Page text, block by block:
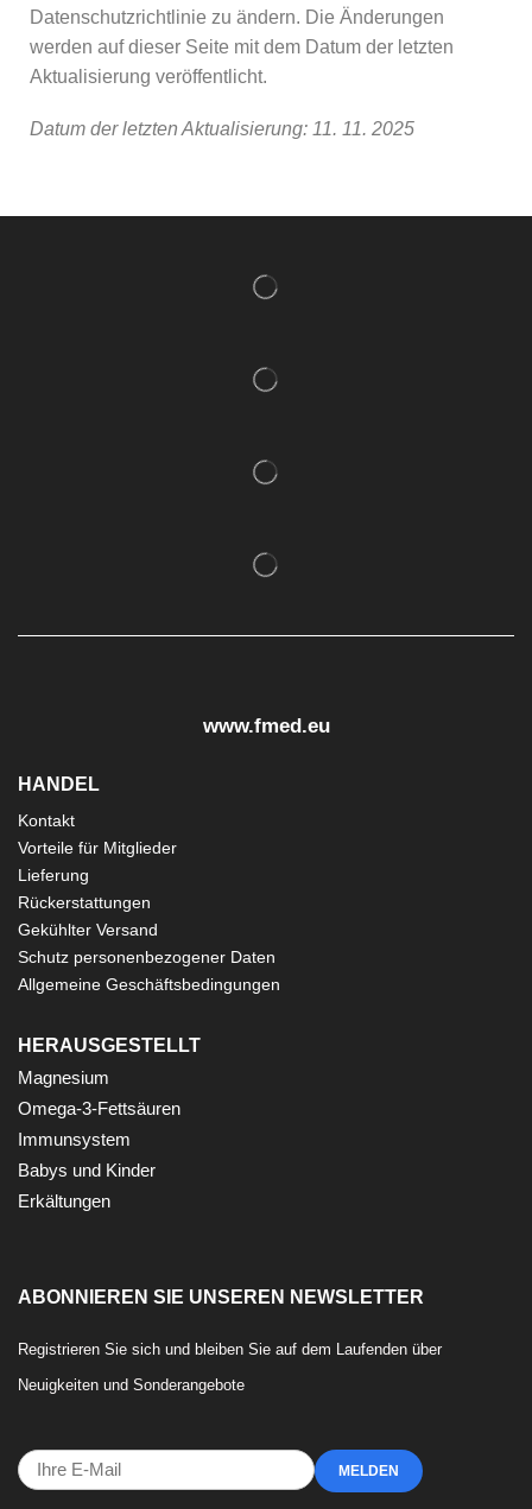
Datenschutzrichtlinie zu ändern. Die Änderungen
werden auf dieser Seite mit dem Datum der letzten
Aktualisierung veröffentlicht.
Datum der letzten Aktualisierung: 11. 11. 2025
www.fmed.eu
HANDEL
Kontakt
Vorteile für Mitglieder
Lieferung
Rückerstattungen
Gekühlter Versand
Schutz personenbezogener Daten
Allgemeine Geschäftsbedingungen
HERAUSGESTELLT
Magnesium
Omega-3-Fettsäuren
Immunsystem
Babys und Kinder
Erkältungen
ABONNIEREN SIE UNSEREN NEWSLETTER
Registrieren Sie sich und bleiben Sie auf dem Laufenden über
Neuigkeiten und Sonderangebote